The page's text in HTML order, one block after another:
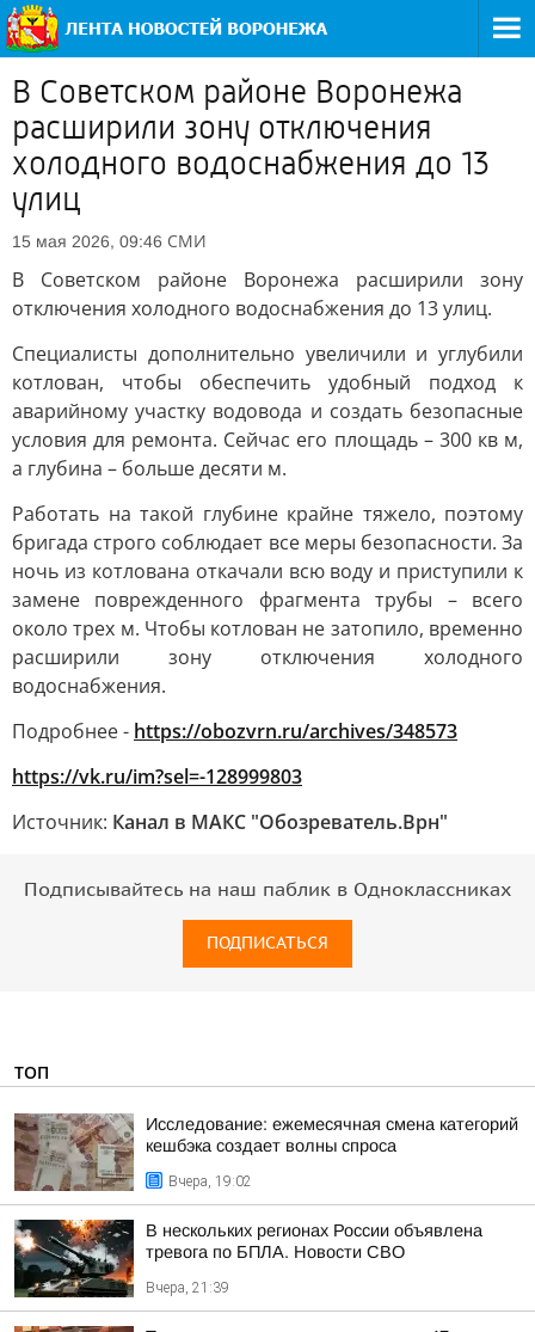
В Советском районе Воронежа
расширили зону отключения
холодного водоснабжения до 13
улиц
15 мая 2026, 09:46 СМИ
В Советском районе Воронежа расширили зону
отключения холодного водоснабжения до 13 улиц.
Специалисты дополнительно увеличили и углубили
котлован, чтобы обеспечить удобный подход к
аварийному участку водовода и создать безопасные
условия для ремонта. Сейчас его площадь – 300 кв м,
а глубина – больше десяти м.
Работать на такой глубине крайне тяжело, поэтому
бригада строго соблюдает все меры безопасности. За
ночь из котлована откачали всю воду и приступили к
замене поврежденного фрагмента трубы – всего
около трех м. Чтобы котлован не затопило, временно
расширили зону отключения холодного
водоснабжения.
Подробнее - https://obozvrn.ru/archives/348573
https://vk.ru/im?sel=-128999803
Источник: Канал в МАКС "Обозреватель.Врн"
Подписывайтесь на наш паблик в Одноклассниках
ПОДПИСАТЬСЯ
ТОП
Исследование: ежемесячная смена категорий
кешбэка создает волны спроса
Вчера, 19:02
В нескольких регионах России объявлена
тревога по БПЛА. Новости СВО
Вчера, 21:39